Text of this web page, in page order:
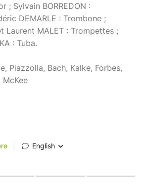
; Sylvain BORREDON :
DEMARLE : Trombone ;
Laurent MALET : Trompettes ;
: Tuba.
Piazzolla, Bach, Kalke, Forbes,
McKee